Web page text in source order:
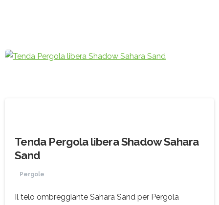
Tenda Pergola libera Shadow Sahara
Sand
Pergole
Il telo ombreggiante Sahara Sand per Pergola